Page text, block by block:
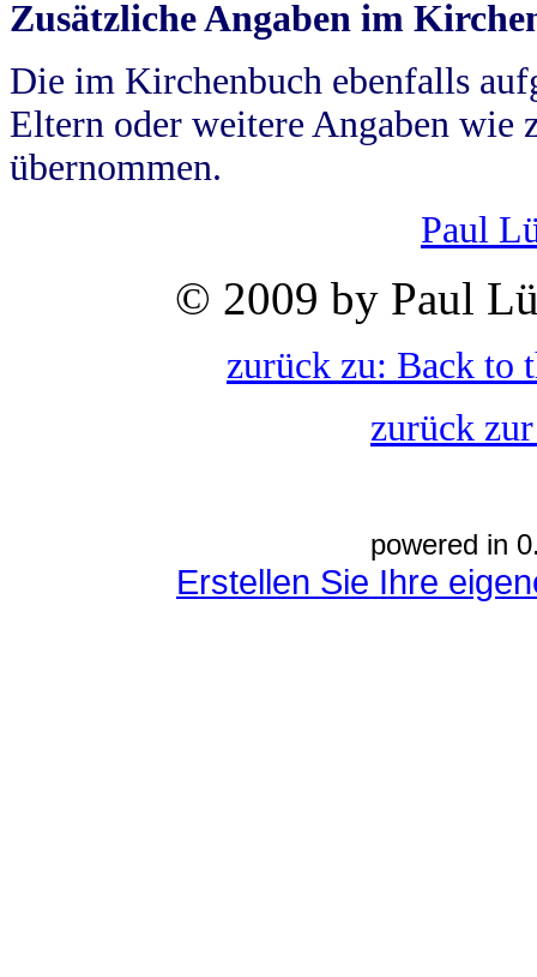
Zusätzliche Angaben im
Die im Kirchenbuch ebenfalls
Eltern oder weitere Angaben wie
übernommen.
Paul
© 2009 by Paul
zurück zu: Back to
zurück
powered in
Erstellen Sie Ihre